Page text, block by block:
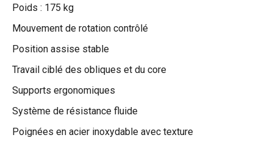
Poids : 175 kg
Mouvement de rotation contrôlé
Position assise stable
Travail ciblé des obliques et du core
Supports ergonomiques
Système de résistance fluide
Poignées en acier inoxydable avec texture